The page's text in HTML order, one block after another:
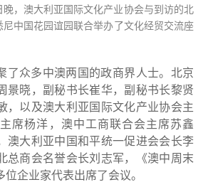
，澳大利亚国际文化产业协会与到访的北
中国花园谊园联合举办了文化经贸交流座
了众多中澳两国的政商界人士。北京
景晓，副秘书长崔华，副秘书长黎贤
，以及澳大利亚国际文化产业协会主
席杨洋，澳中工商联合会主席苏鑫
澳大利亚中国和平统一促进会会长李
总商会名誉会长刘志军，《澳中周末
企业家代表出席了会议。